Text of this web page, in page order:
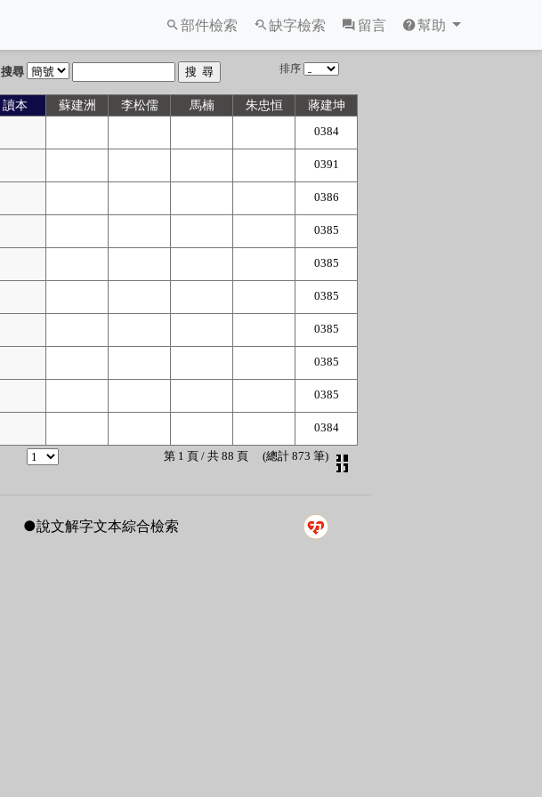
部件檢索 缺字檢索 留言 幫助
搜尋 排序
讀本 蘇建洲 李松儒 馬楠 朱忠恒
蔣建坤
0384
0391
0386
0385
0385
0385
0385
0385
0385
0384
第 1 頁 / 共 88 頁 (總計 873 筆)
●說文解字文本綜合檢索